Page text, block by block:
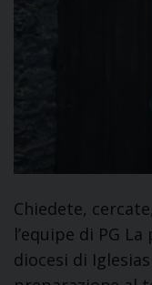
Chiedete,
l’equipe di PG
diocesi di